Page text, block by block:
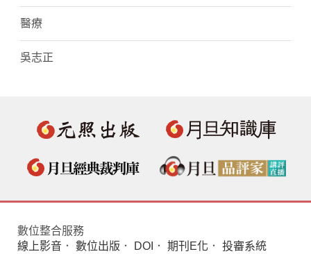
醫療
吳志正
數位整合服務
線上影音 ． 數位出版 ． DOI ． 期刊E化 ． 投審系統